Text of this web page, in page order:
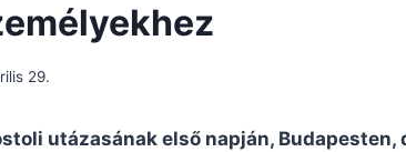
29.
utázasának első napján,